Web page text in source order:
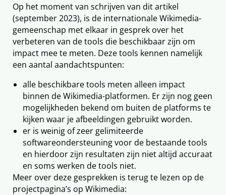
Op het moment van schrijven van dit artikel
(september 2023), is de internationale Wikimedia-
gemeenschap met elkaar in gesprek over het
verbeteren van de tools die beschikbaar zijn om
impact mee te meten. Deze tools kennen namelijk
een aantal aandachtspunten:
alle beschikbare tools meten alleen impact
binnen de Wikimedia-platformen. Er zijn nog geen
mogelijkheden bekend om buiten de platforms te
kijken waar je afbeeldingen gebruikt worden.
er is weinig of zeer gelimiteerde
softwareondersteuning voor de bestaande tools
en hierdoor zijn resultaten zijn niet altijd accuraat
en soms werken de tools niet.
Meer over deze gesprekken is terug te lezen op de
projectpagina’s op Wikimedia: